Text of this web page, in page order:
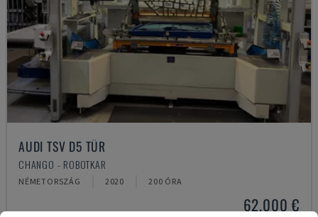
AUDI TSV D5 TÜR
CHANGO - ROBOTKAR
NÉMETORSZÁG 2020 200 ÓRA
62,000 €